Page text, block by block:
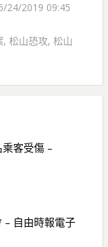
24/2019 09:45
, 松山恐攻, 松山
客受傷 –
– 自由時報電子